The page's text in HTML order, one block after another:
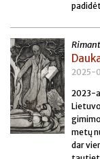
2025-
2023-
metų
dar